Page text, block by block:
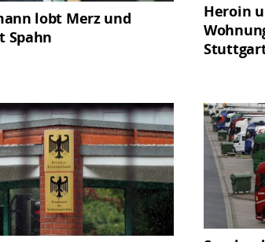
lobt Merz und
Spahn
Heroin